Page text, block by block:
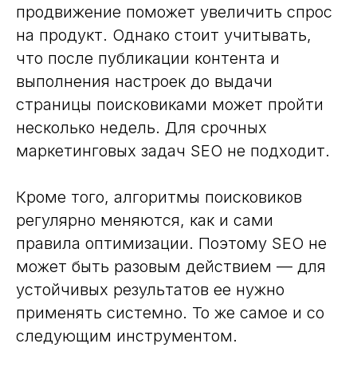
продвижение поможет увеличить спрос
на продукт. Однако стоит учитывать,
что после публикации контента и
выполнения настроек до выдачи
страницы поисковиками может пройти
несколько недель. Для срочных
маркетинговых задач SEO не подходит.
Кроме того, алгоритмы поисковиков
регулярно меняются, как и сами
правила оптимизации. Поэтому SEO не
может быть разовым действием — для
устойчивых результатов ее нужно
применять системно. То же самое и со
следующим инструментом.